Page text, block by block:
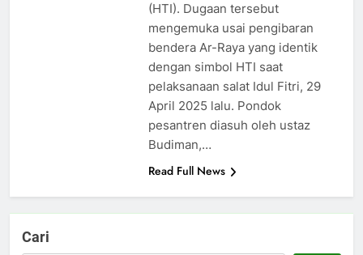
(HTI). Dugaan tersebut
mengemuka usai pengibaran
bendera Ar-Raya yang identik
dengan simbol HTI saat
pelaksanaan salat Idul Fitri, 29
April 2025 lalu. Pondok
pesantren diasuh oleh ustaz
Budiman,…
Read Full News
Cari